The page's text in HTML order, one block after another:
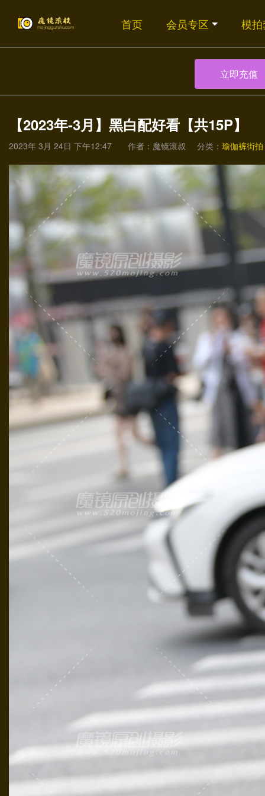
首页 会员专区 模
立即充值
【2023年-3月】黑白配好看【共15P】
2023年 3月 24日 下午12:47 作者：魔镜滚叔 分类： 瑜伽裤街拍